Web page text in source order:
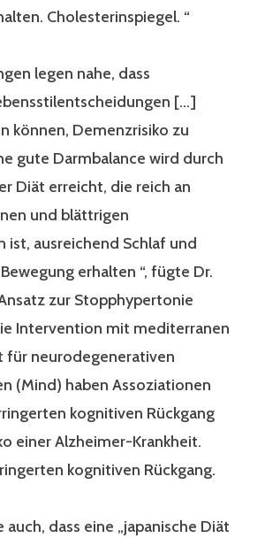
Cholesterinspiegel. “
legen nahe, dass
[…]
können, Demenzrisiko zu
gute Darmbalance wird durch
Diät erreicht, die reich an
und blättrigen
ist, ausreichend Schlaf und
erhalten “, fügte Dr.
zur Stopphypertonie
Intervention mit mediterranen
für neurodegenerativen
(Mind) haben Assoziationen
kognitiven Rückgang
einer Alzheimer-Krankheit.
kognitiven Rückgang.
dass eine „japanische Diät